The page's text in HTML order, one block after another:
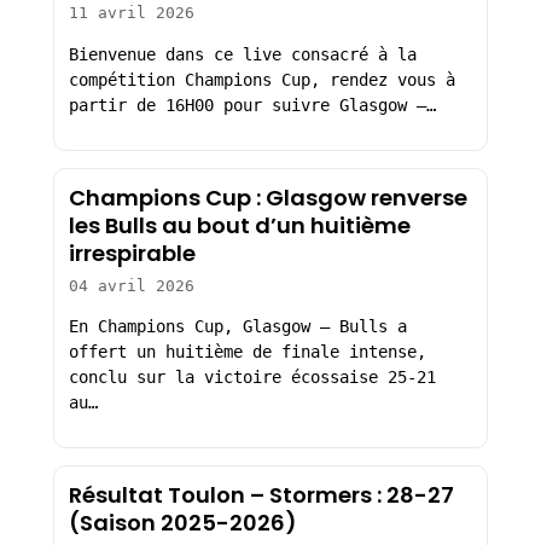
11 avril 2026
Bienvenue dans ce live consacré à la
compétition Champions Cup, rendez vous à
partir de 16H00 pour suivre Glasgow –…
Champions Cup : Glasgow renverse
les Bulls au bout d’un huitième
irrespirable
04 avril 2026
En Champions Cup, Glasgow – Bulls a
offert un huitième de finale intense,
conclu sur la victoire écossaise 25-21
au…
Résultat Toulon – Stormers : 28-27
(Saison 2025-2026)